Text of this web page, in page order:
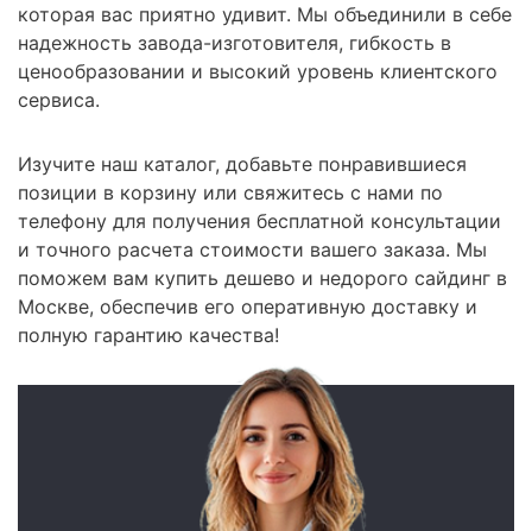
которая вас приятно удивит. Мы объединили в себе
надежность завода-изготовителя, гибкость в
ценообразовании и высокий уровень клиентского
сервиса.
Изучите наш каталог, добавьте понравившиеся
позиции в корзину или свяжитесь с нами по
телефону для получения бесплатной консультации
и точного расчета стоимости вашего заказа. Мы
поможем вам купить дешево и недорого сайдинг в
Москве, обеспечив его оперативную доставку и
полную гарантию качества!